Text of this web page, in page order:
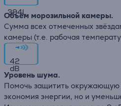
394L
Объём морозильной камеры.
Сумма всех отмеченных
камеры (т.е. рабочая
42
dB
Уровень шума.
Помочь защитить окружающую
экономия энергии, но и